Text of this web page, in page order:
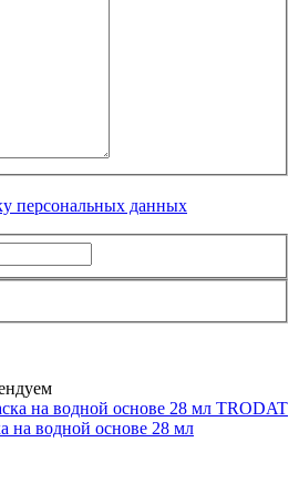
персональных данных
TRODAT
на водной основе 28 мл